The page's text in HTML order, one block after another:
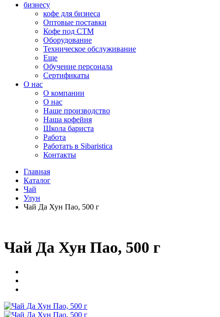
бизнесу
кофе для бизнеса
Оптовые поставки
Кофе под СТМ
Оборудование
Техническое обслуживание
Еще
Обучение персонала
Сертификаты
О нас
O компании
О нас
Наше производство
Наша кофейня
Школа бариста
Работа
Работать в Sibaristica
Контакты
Главная
Каталог
Чай
Улун
Чай Да Хун Пао, 500 г
Чай Да Хун Пао, 500 г